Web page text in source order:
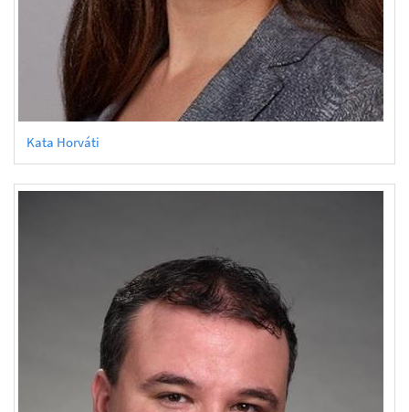
Kata Horváti